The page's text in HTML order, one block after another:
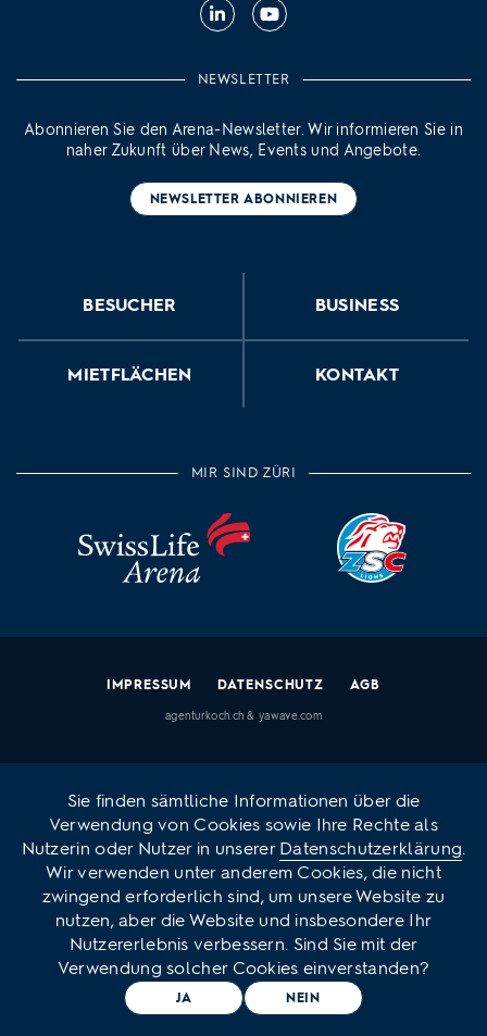
Linkedin
NEWSLETTER
Abonnieren Sie den Arena-Newsletter. Wir informieren Sie in
naher Zukunft über News, Events und Angebote.
NEWSLETTER ABONNIEREN
BESUCHER BUSINESS
MIETFLÄCHEN KONTAKT
MIR SIND ZÜRI
IMPRESSUM DATENSCHUTZ AGB
agenturkoch.ch &yawave.com
Sie finden sämtliche Informationen über die
Verwendung von Cookies sowie Ihre Rechte als
Nutzerin oder Nutzer in unserer Datenschutzerklärung
Wir verwenden unter anderem Cookies, die nicht
zwingend erforderlich sind, um unsere Website zu
nutzen, aber die Website und insbesondere Ihr
Nutzererlebnis verbessern. Sind Sie mit der
Verwendung solcher Cookies einverstanden?
JA NEIN